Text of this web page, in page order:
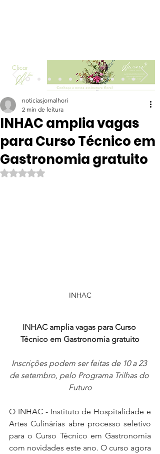
Clicar
INHAC amplia vagas
para Curso Técnico em
Gastronomia gratuito
noticiasjornalhori
2 min de leitura
Avaliado com NaN de 5 estrelas.
INHAC
INHAC amplia vagas para Curso
Técnico em Gastronomia gratuito
Inscrições podem ser feitas de 10 a 23
de setembro, pelo Programa Trilhas do
Futuro
O INHAC - Instituto de Hospitalidade e
Artes Culinárias abre processo seletivo
para o Curso Técnico em Gastronomia
com novidades este ano. O curso agora